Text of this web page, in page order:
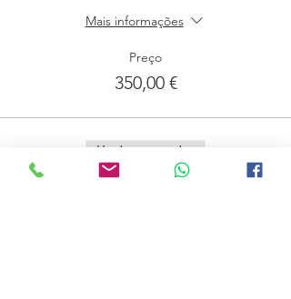
Mais informações
Preço
350,00 €
Vendas encerradas
Tipo de ingresso